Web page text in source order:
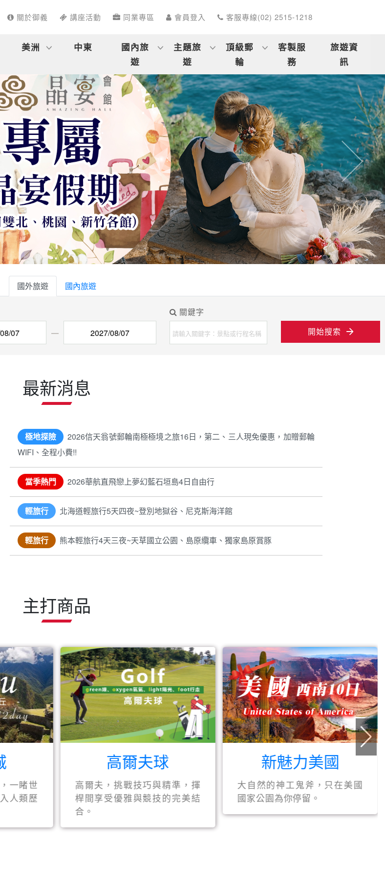
關於御義 講座活動 同業專區 會員登入 客服專線(02) 2515-1218
美洲 中東
國內旅
遊
主題旅
遊
頂級郵
輪
客製服
務
旅遊資
訊
國外旅遊
國內旅遊
關鍵字
開始搜索
最新消息
極地探險
2026信天翁號郵輪南極極境之旅16日，第二、三人現免優惠，加贈郵輪
WIFI、全程小費!!
當季熱門
北海道輕旅行5天四夜~登別地獄谷、尼克斯海洋館
熊本輕旅行4天三夜~天草國立公園、島原纜車、獨家島原賞豚
主打商品
高爾夫球
合。
新魅力美國
輕旅行